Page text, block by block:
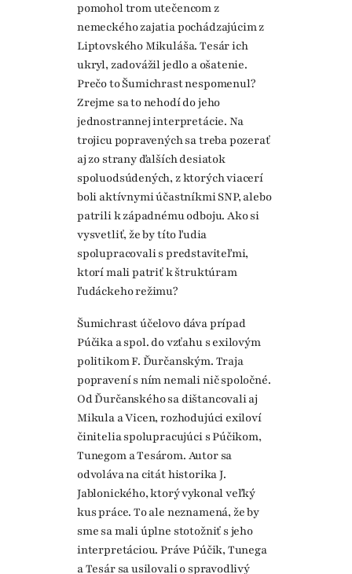
pomohol trom utečencom z
nemeckého zajatia pochádzajúcim z
Liptovského Mikuláša. Tesár ich
ukryl, zadovážil jedlo a ošatenie.
Prečo to Šumichrast nespomenul?
Zrejme sa to nehodí do jeho
jednostrannej interpretácie. Na
trojicu popravených sa treba pozerať
aj zo strany ďalších desiatok
spoluodsúdených, z ktorých viacerí
boli aktívnymi účastníkmi SNP, alebo
patrili k západnému odboju. Ako si
vysvetliť, že by títo ľudia
spolupracovali s predstaviteľmi,
ktorí mali patriť k štruktúram
ľudáckeho režimu?
Šumichrast účelovo dáva prípad
Púčika a spol. do vzťahu s exilovým
politikom F. Ďurčanským. Traja
popravení s ním nemali nič spoločné.
Od Ďurčanského sa dištancovali aj
Mikula a Vicen, rozhodujúci exiloví
činitelia spolupracujúci s Púčikom,
Tunegom a Tesárom. Autor sa
odvoláva na citát historika J.
Jablonického, ktorý vykonal veľký
kus práce. To ale neznamená, že by
sme sa mali úplne stotožniť s jeho
interpretáciou. Práve Púčik, Tunega
a Tesár sa usilovali o spravodlivý